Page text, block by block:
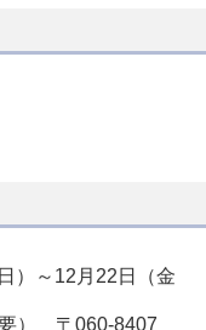
～12月22日（金
要） 〒060-8407